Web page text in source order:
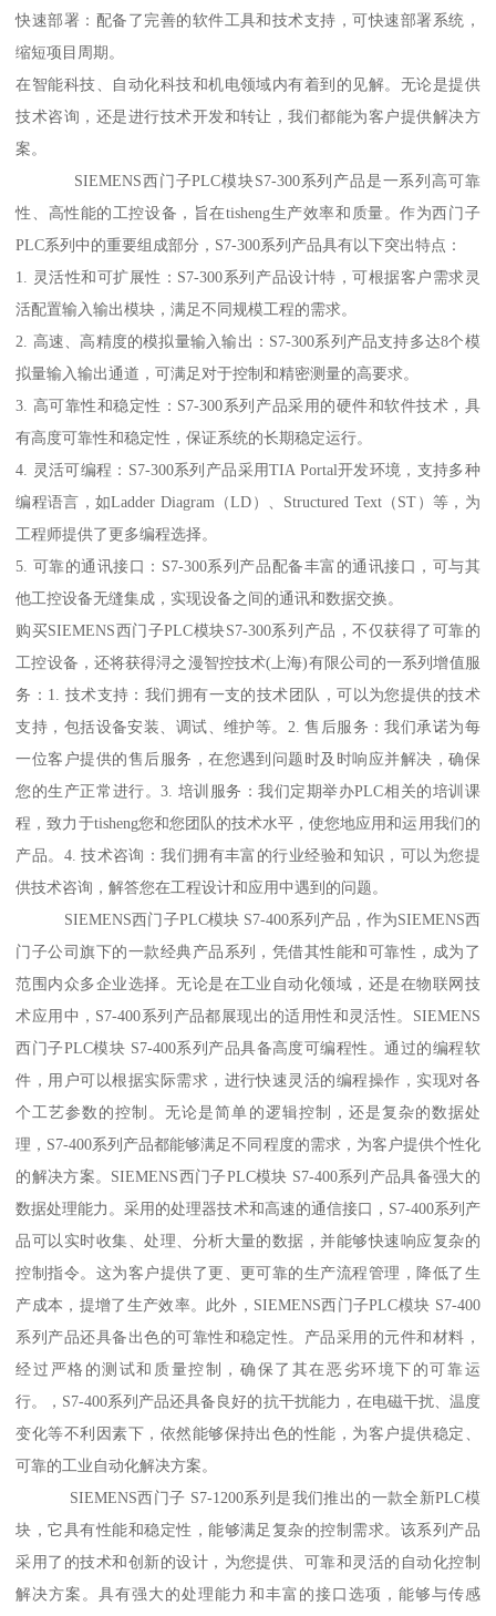
快速部署：配备了完善的软件工具和技术支持，可快速部署系统，
缩短项目周期。
在智能科技、自动化科技和机电领域内有着到的见解。无论是提供
技术咨询，还是进行技术开发和转让，我们都能为客户提供解决方
案。
SIEMENS西门子PLC模块S7-300系列产品是一系列高可靠
性、高性能的工控设备，旨在tisheng生产效率和质量。作为西门子
PLC系列中的重要组成部分，S7-300系列产品具有以下突出特点：
1. 灵活性和可扩展性：S7-300系列产品设计特，可根据客户需求灵
活配置输入输出模块，满足不同规模工程的需求。
2. 高速、高精度的模拟量输入输出：S7-300系列产品支持多达8个模
拟量输入输出通道，可满足对于控制和精密测量的高要求。
3. 高可靠性和稳定性：S7-300系列产品采用的硬件和软件技术，具
有高度可靠性和稳定性，保证系统的长期稳定运行。
4. 灵活可编程：S7-300系列产品采用TIA Portal开发环境，支持多种
编程语言，如Ladder Diagram（LD）、Structured Text（ST）等，为
工程师提供了更多编程选择。
5. 可靠的通讯接口：S7-300系列产品配备丰富的通讯接口，可与其
他工控设备无缝集成，实现设备之间的通讯和数据交换。
购买SIEMENS西门子PLC模块S7-300系列产品，不仅获得了可靠的
工控设备，还将获得浔之漫智控技术(上海)有限公司的一系列增值服
务：1. 技术支持：我们拥有一支的技术团队，可以为您提供的技术
支持，包括设备安装、调试、维护等。2. 售后服务：我们承诺为每
一位客户提供的售后服务，在您遇到问题时及时响应并解决，确保
您的生产正常进行。3. 培训服务：我们定期举办PLC相关的培训课
程，致力于tisheng您和您团队的技术水平，使您地应用和运用我们的
产品。4. 技术咨询：我们拥有丰富的行业经验和知识，可以为您提
供技术咨询，解答您在工程设计和应用中遇到的问题。
SIEMENS西门子PLC模块 S7-400系列产品，作为SIEMENS西
门子公司旗下的一款经典产品系列，凭借其性能和可靠性，成为了
范围内众多企业选择。无论是在工业自动化领域，还是在物联网技
术应用中，S7-400系列产品都展现出的适用性和灵活性。SIEMENS
西门子PLC模块 S7-400系列产品具备高度可编程性。通过的编程软
件，用户可以根据实际需求，进行快速灵活的编程操作，实现对各
个工艺参数的控制。无论是简单的逻辑控制，还是复杂的数据处
理，S7-400系列产品都能够满足不同程度的需求，为客户提供个性化
的解决方案。SIEMENS西门子PLC模块 S7-400系列产品具备强大的
数据处理能力。采用的处理器技术和高速的通信接口，S7-400系列产
品可以实时收集、处理、分析大量的数据，并能够快速响应复杂的
控制指令。这为客户提供了更、更可靠的生产流程管理，降低了生
产成本，提增了生产效率。此外，SIEMENS西门子PLC模块 S7-400
系列产品还具备出色的可靠性和稳定性。产品采用的元件和材料，
经过严格的测试和质量控制，确保了其在恶劣环境下的可靠运
行。，S7-400系列产品还具备良好的抗干扰能力，在电磁干扰、温度
变化等不利因素下，依然能够保持出色的性能，为客户提供稳定、
可靠的工业自动化解决方案。
SIEMENS西门子 S7-1200系列是我们推出的一款全新PLC模
块，它具有性能和稳定性，能够满足复杂的控制需求。该系列产品
采用了的技术和创新的设计，为您提供、可靠和灵活的自动化控制
解决方案。具有强大的处理能力和丰富的接口选项，能够与传感